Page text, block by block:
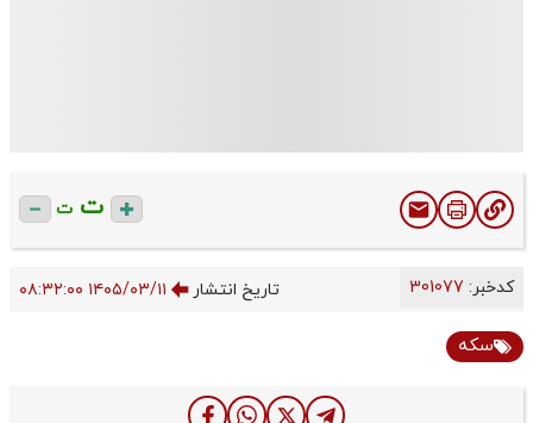
ت ت
کدخبر: تاریخ انتشار ۱۴۰۵/۰۳/۱۱ ۰۸:۳۲:۰۰
سکه